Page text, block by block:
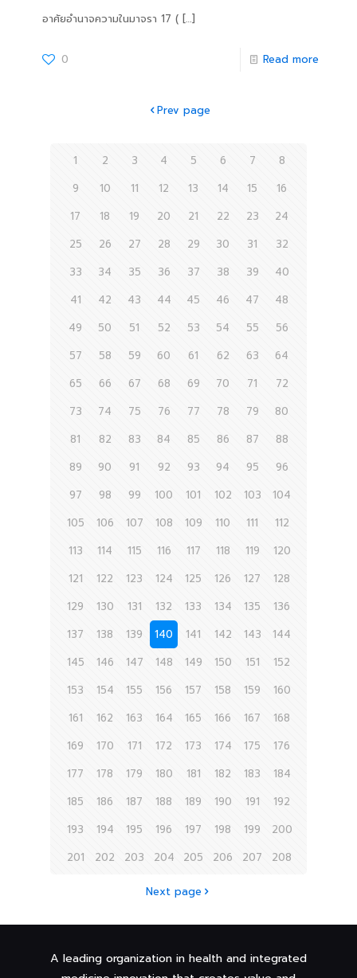
อาศัยอำนาจความในมาจรา 17 ( […]
0 Read more
Prev page
1 2 3 4 5 6 7
8
9
10 11 12 13 14 15
16
17
18 19 20 21 22 23
24
25
26 27 28 29 30 31
32
33
34 35 36 37 38 39
40
41
42 43 44 45 46 47
48
49
50 51 52 53 54 55
56
57
58 59 60 61 62 63
64
65
66 67 68 69 70 71
72
73
74 75 76 77 78 79
80
81
82 83 84 85 86 87
88
89
90 91 92 93 94 95
96
97
98 99 100 101 102 103
104
105
106 107 108 109 110 111
112
113
114 115 116 117 118 119
120
121
122 123 124 125 126 127
128
129
130 131 132 133 134 135
136
137
138 139 140 141 142 143
144
145
146 147 148 149 150 151
152
153
154 155 156 157 158 159
160
161
162 163 164 165 166 167
168
169
170 171 172 173 174 175
176
177
178 179 180 181 182 183
184
185
186 187 188 189 190 191
192
193
194 195 196 197 198 199
200
201
202 203 204 205 206 207 208
Next page
A leading organization in health and integrated